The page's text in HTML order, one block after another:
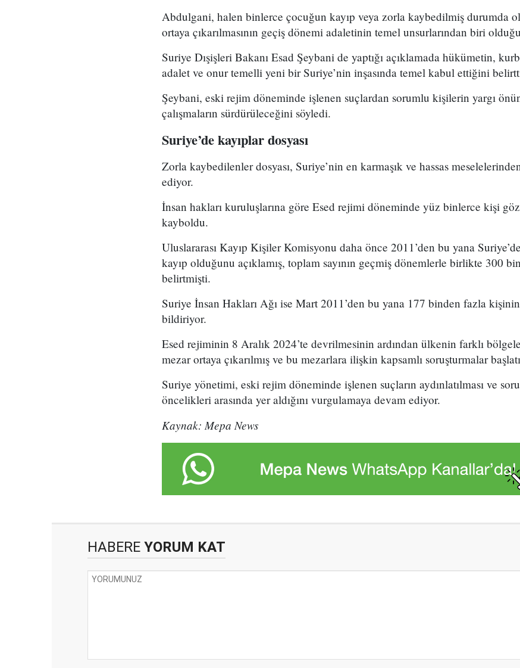
Abdulgani, halen binlerce çocuğun kayıp veya zorla kaybedilmiş durumda
ortaya çıkarılmasının geçiş dönemi adaletinin temel unsurlarından biri
Suriye Dışişleri Bakanı Esad Şeybani de yaptığı açıklamada hükümetin,
adalet ve onur temelli yeni bir Suriye’nin inşasında temel kabul ettiğini
Şeybani, eski rejim döneminde işlenen suçlardan sorumlu kişilerin yargı
çalışmaların sürdürüleceğini söyledi.
Suriye’de kayıplar dosyası
Zorla kaybedilenler dosyası, Suriye’nin en karmaşık ve hassas
ediyor.
İnsan hakları kuruluşlarına göre Esed rejimi döneminde yüz binlerce kişi
kayboldu.
Uluslararası Kayıp Kişiler Komisyonu daha önce 2011’den bu yana
kayıp olduğunu açıklamış, toplam sayının geçmiş dönemlerle birlikte 300
belirtmişti.
Suriye İnsan Hakları Ağı ise Mart 2011’den bu yana 177 binden fazla
bildiriyor.
Esed rejiminin 8 Aralık 2024’te devrilmesinin ardından ülkenin farklı
mezar ortaya çıkarılmış ve bu mezarlara ilişkin kapsamlı soruşturmalar
Suriye yönetimi, eski rejim döneminde işlenen suçların aydınlatılması ve
öncelikleri arasında yer aldığını vurgulamaya devam ediyor.
Kaynak: Mepa News
HABERE YORUM KAT